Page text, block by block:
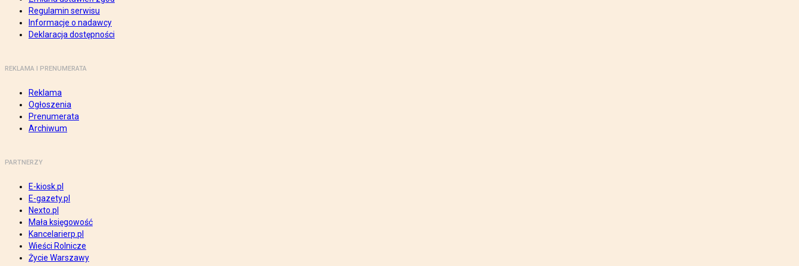
Regulamin serwisu
Informacje o nadawcy
Deklaracja dostępności
REKLAMA I PRENUMERATA
Reklama
Ogłoszenia
Prenumerata
Archiwum
PARTNERZY
E-kiosk.pl
E-gazety.pl
Nexto.pl
Mała księgowość
Kancelarierp.pl
Wieści Rolnicze
Życie Warszawy